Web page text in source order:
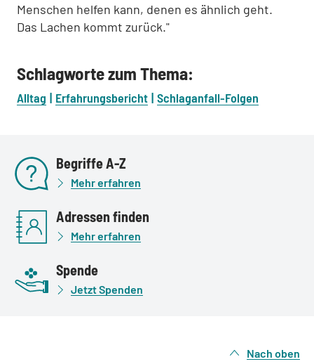
Menschen helfen kann, denen es ähnlich geht.
Das Lachen kommt zurück."
Schlagworte zum Thema:
Alltag Erfahrungsbericht Schlaganfall-Folgen
Begriffe A-Z
Mehr erfahren
Adressen finden
Mehr erfahren
Spende
Jetzt Spenden
Nach oben